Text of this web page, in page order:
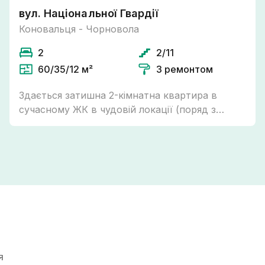
вул. Національної Гвардії
Коновальця - Чорновола
2
2/11
60/35/12 м²
З ремонтом
Здається затишна 2-кімнатна квартира в
сучасному ЖК в чудовій локації (поряд з
парком Шевченка, до центру 10 хв пішки).